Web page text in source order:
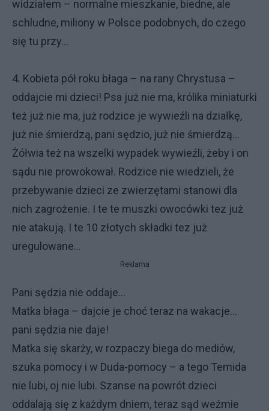
widziałem – normalne mieszkanie, biedne, ale
schludne, miliony w Polsce podobnych, do czego
się tu przy...
4. Kobieta pół roku błaga – na rany Chrystusa –
oddajcie mi dzieci! Psa już nie ma, królika miniaturki
też już nie ma, już rodzice je wywieźli na działkę,
już nie śmierdzą, pani sędzio, już nie śmierdzą...
Żółwia też na wszelki wypadek wywieźli, żeby i on
sądu nie prowokował. Rodzice nie wiedzieli, że
przebywanie dzieci ze zwierzętami stanowi dla
nich zagrożenie. I te te muszki owocówki tez już
nie atakują. I te 10 złotych składki tez już
uregulowane...
Reklama
Pani sędzia nie oddaje...
Matka błaga – dajcie je choć teraz na wakacje...
pani sędzia nie daje!
Matka się skarży, w rozpaczy biega do mediów,
szuka pomocy i w Duda-pomocy – a tego Temida
nie lubi, oj nie lubi. Szanse na powrót dzieci
oddalają się z każdym dniem, teraz sąd weźmie